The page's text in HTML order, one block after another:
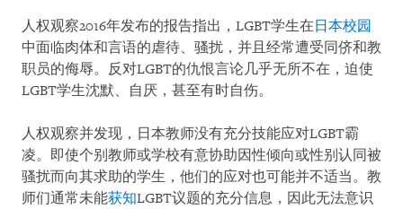
人权观察2016年发布的报告指出，LGBT学生在日本校园
中面临肉体和言语的虐待、骚扰，并且经常遭受同侪和教
职员的侮辱。反对LGBT的仇恨言论几乎无所不在，迫使
LGBT学生沈默、自厌，甚至有时自伤。
人权观察并发现，日本教师没有充分技能应对LGBT霸
凌。即使个别教师或学校有意协助因性倾向或性别认同被
骚扰而向其求助的学生，他们的应对也可能并不适当。教
师们通常未能获知LGBT议题的充分信息，因此无法意识